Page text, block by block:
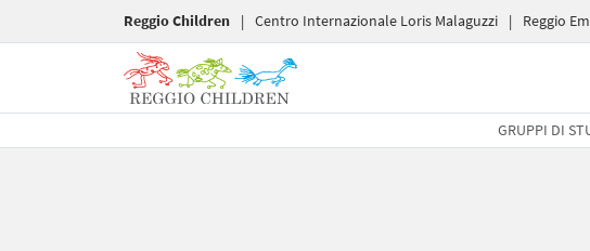
Reggio Children | Centro Internazionale Loris Malaguzzi | Reggio
GRUPPI DI